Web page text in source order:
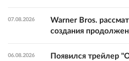
07.08.2026
Warner Bros.
создания
06.08.2026
Появился трейлер